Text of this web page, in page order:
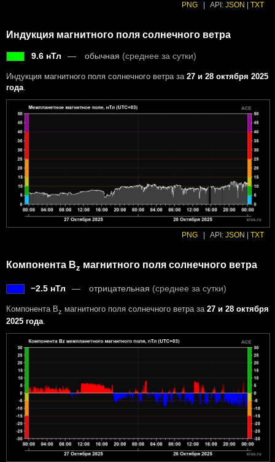
PNG | API: JSON | TXT
Индукция магнитного поля солнечного ветра
9.6 нТл обычная (среднее за сутки)
Индукция магнитного поля солнечного ветра за 27 и 28 октября 2025
года
PNG API: JSON TXT
Компонента Bz магнитного поля солнечного ветра
−2.5 нТл отрицательная (среднее за сутки)
Компонента Bz магнитного поля солнечного ветра за 27 и 28 октября
2025 года.